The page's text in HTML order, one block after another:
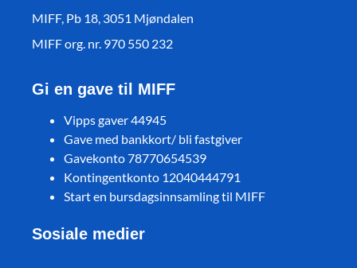
MIFF, Pb 18, 3051 Mjøndalen
MIFF org. nr. 970 550 232
Gi en gave til MIFF
Vipps gaver 44945
Gave med bankkort/ bli fastgiver
Gavekonto 78770654539
Kontingentkonto 12040444791
Start en bursdagsinnsamling til MIFF
Sosiale medier